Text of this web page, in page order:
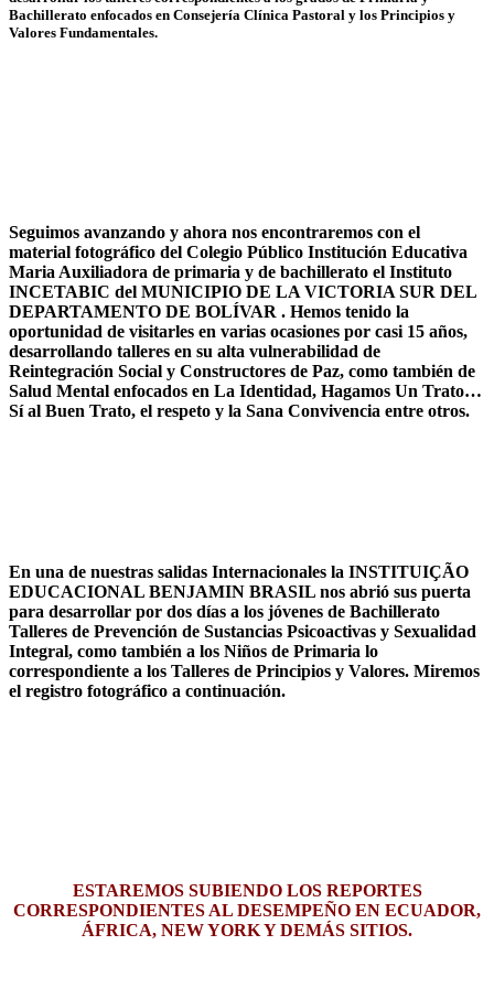
Bachillerato enfocados en Consejería Clínica Pastoral y los Principios y
Valores Fundamentales.
Seguimos avanzando y ahora nos encontraremos con el
material fotográfico del Colegio Público Institución Educativa
Maria Auxiliadora de primaria y de bachillerato el Instituto
INCETABIC del MUNICIPIO DE LA VICTORIA SUR DEL
DEPARTAMENTO DE BOLÍVAR . Hemos tenido la
oportunidad de visitarles en varias ocasiones por casi 15 años,
desarrollando talleres en su alta vulnerabilidad de
Reintegración Social y Constructores de Paz, como también de
Salud Mental enfocados en La Identidad, Hagamos Un Trato…
Sí al Buen Trato, el respeto y la Sana Convivencia entre otros.
En una de nuestras salidas Internacionales la INSTITUIÇÃO
EDUCACIONAL BENJAMIN BRASIL nos abrió sus puerta
para desarrollar por dos días a los jóvenes de Bachillerato
Talleres de Prevención de Sustancias Psicoactivas y Sexualidad
Integral, como también a los Niños de Primaria lo
correspondiente a los Talleres de Principios y Valores. Miremos
el registro fotográfico a continuación.
ESTAREMOS SUBIENDO LOS REPORTES
CORRESPONDIENTES AL DESEMPEÑO EN ECUADOR,
ÁFRICA, NEW YORK Y DEMÁS SITIOS.